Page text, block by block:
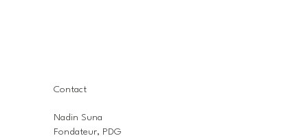
Contact
Nadin Suna
Fondateur, PDG